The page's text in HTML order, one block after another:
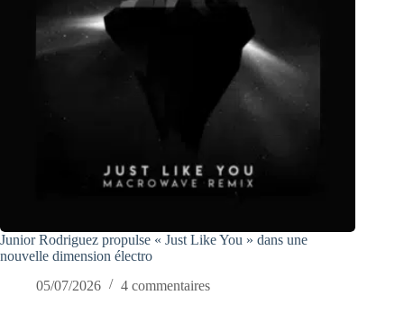
Junior Rodriguez propulse « Just Like You » dans une
nouvelle dimension électro
05/07/2026
4 commentaires